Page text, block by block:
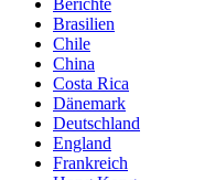
Berichte
Brasilien
Chile
China
Costa Rica
Dänemark
Deutschland
England
Frankreich